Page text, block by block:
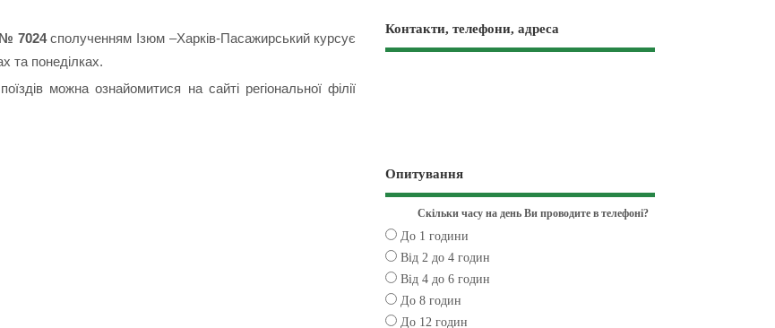
№ 7024сполученням Ізюм –Харків-Пасажирський курсує
та понеділках.
можна ознайомитися на сайті регіональної філії
Контакти, телефони, адреса
Опитування
Скільки часу на день Ви проводите в телефоні?
До 1 години
Від 2 до 4 годин
Від 4 до 6 годин
До 8 годин
До 12 годин